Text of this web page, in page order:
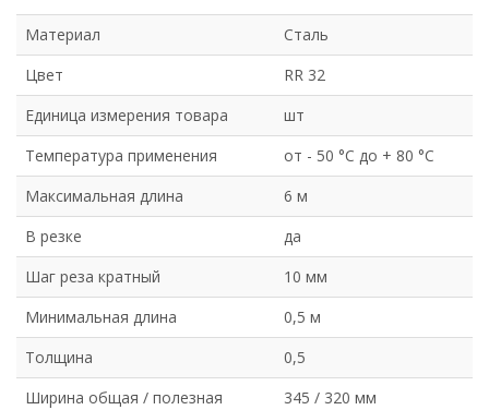
Материал
Сталь
Цвет
RR 32
Единица измерения товара
шт
Температура применения
от - 50 °C до + 80 °C
Максимальная длина
6 м
В резке
да
Шаг реза кратный
10 мм
Минимальная длина
0,5 м
Толщина
0,5
Ширина общая / полезная
345 / 320 мм